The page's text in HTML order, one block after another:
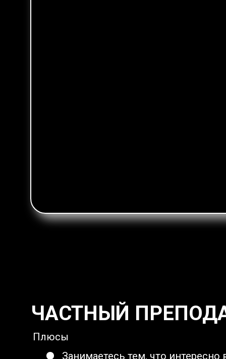
ЧАСТНЫЙ
Занимаетесь тем, что интересно
Плюсы